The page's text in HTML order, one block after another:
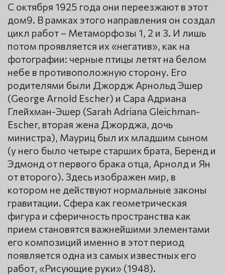
С октября 1925 года они переезжают в этот
дом9. В рамках этого направления он создал
цикл работ – Метаморфозы 1, 2 и 3. И лишь
потом проявляется их «негатив», как на
фотографии: черные птицы летят на белом
небе в противоположную сторону. Его
родителями были Джордж Арнольд Эшер
(George Arnold Escher) и Сара Адриана
Глейхман-Эшер (Sarah Adriana Gleichman-
Escher, вторая жена Джорджа, дочь
министра), Мауриц был их младшим сыном
(у него было четыре старших брата, Беренд и
Эдмонд от первого брака отца, Арнолд и Ян
от второго). Здесь изображен мир, в
котором не действуют нормальные законы
гравитации. Сфера как геометрическая
фигура и сферичность пространства как
прием становятся важнейшими элементами
его композиций именно в этот период
появляется одна из самых известных его
работ, «Рисующие руки» (1948).